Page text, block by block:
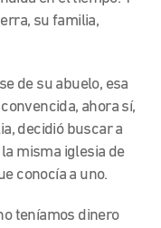
su familia,
de su abuelo, esa
ahora sí,
decidió buscar a
misma iglesia de
conocía a uno.
teníamos dinero